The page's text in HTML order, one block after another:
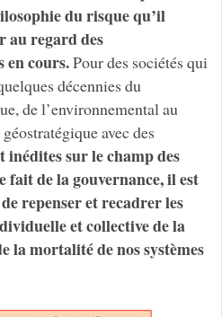
du risque qu’il
au regard des
en cours.Pour des sociétés qui
décennies du
de l’environnemental au
avec des
sur le champ des
fait de la gouvernance, il est
repenser et recadrer les
et collective de la
la mortalité de nos systèmes